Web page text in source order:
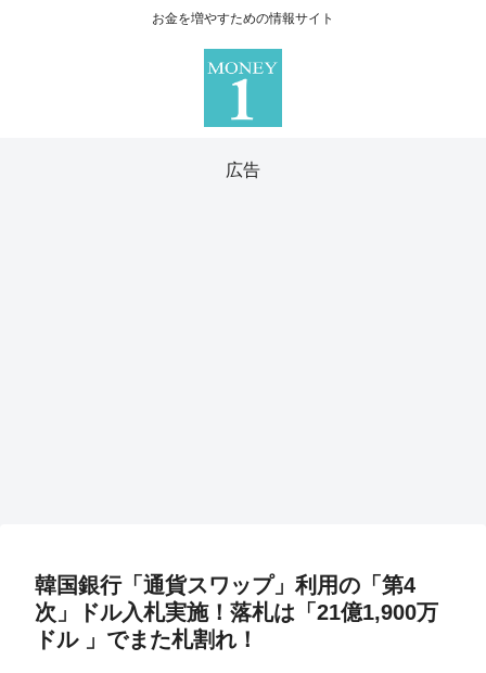
お金を増やすための情報サイト
広告
韓国銀行「通貨スワップ」利用の「第4
次」ドル入札実施！落札は「21億1,900万
ドル 」でまた札割れ！